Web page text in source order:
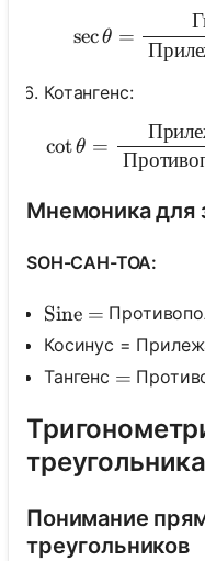
secθ =
Котангенс:
cotθ =
Мнемоника для
SOH-CAH-TOA:
Sine =
Косинус =
Тангенс =
=
треугольника
Понимание
треугольников